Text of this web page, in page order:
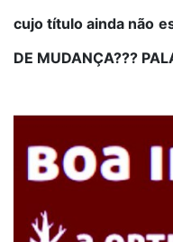
cujo título ainda não
DE MUDANÇA???